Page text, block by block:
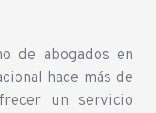
de abogados en
hace más de
un servicio